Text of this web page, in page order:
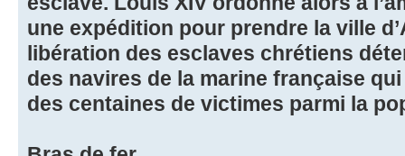
une expédition pour prendre la ville
libération des esclaves chrétiens
des navires de la marine française
des centaines de victimes parmi la